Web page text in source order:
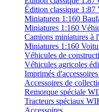
Édition classique 1:87
Miniaturen 1:160
Miniatures 1:160
Camions miniatures à
Miniatures 1:160
Véhicules de
Véhicules agricoles
Imprimés
Accessoires de
Remorque spéciale
Tracteurs spéciaux
Accessoires